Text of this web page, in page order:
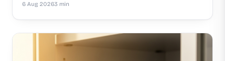
6 Aug 20263 min